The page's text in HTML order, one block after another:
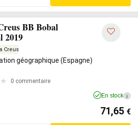
BB Bobal
2019
Creus
géographique (Espagne)
0 commentaire
En stock i
71,65 €